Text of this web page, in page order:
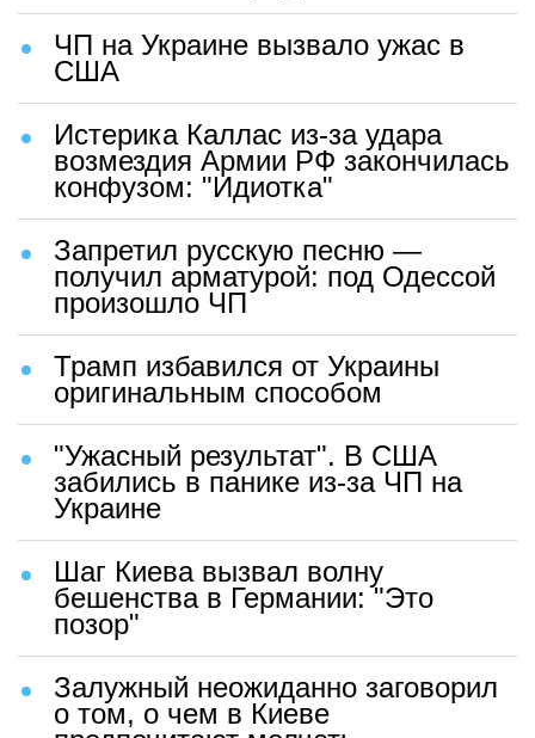
ЧП на Украине вызвало ужас в
США
Истерика Каллас из-за удара
возмездия Армии РФ закончилась
конфузом: "Идиотка"
Запретил русскую песню —
получил арматурой: под Одессой
произошло ЧП
Трамп избавился от Украины
оригинальным способом
"Ужасный результат". В США
забились в панике из-за ЧП на
Украине
Шаг Киева вызвал волну
бешенства в Германии: "Это
позор"
Залужный неожиданно заговорил
о том, о чем в Киеве